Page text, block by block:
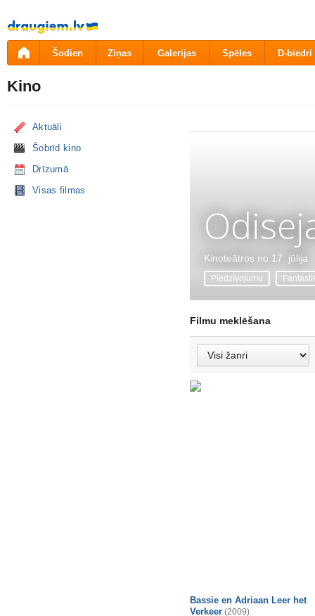
Pāriet
uz
saturu
Šodien Ziņas Galerijas Spēles D-biedri
Kino
Aktuāli
Šobrīd kino
Drīzumā
Visas filmas
Kinoteātros no 17. jūlija
Piedzīvojumu
Filmu meklēšana
Bassie en Adriaan Leer het
Verkeer (2009)